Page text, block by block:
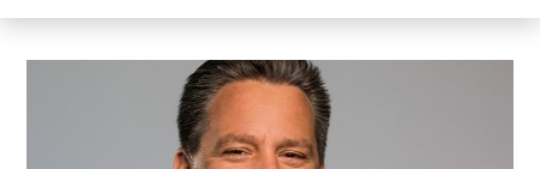
Dag van de Bouwkosten 2025
Magazine
Kostenmanagement Bouw &
Infra (KM)